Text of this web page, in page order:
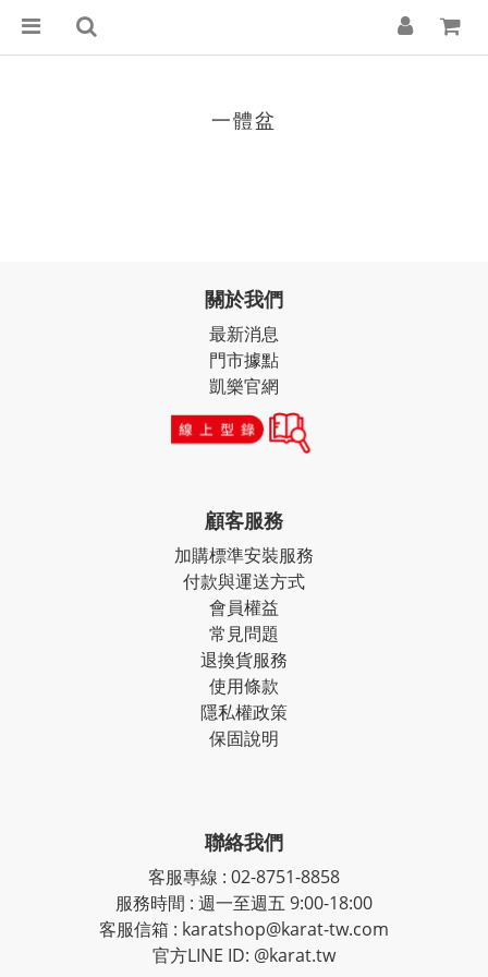
一體盆
關於我們
最新消息
門市據點
凱樂官網
顧客服務
加購標準安裝服務
付款與運送方式
會員權益
常見問題
退換貨服務
使用條款
隱私權政策
保固說明
聯絡我們
客服專線 : 02-8751-8858
服務時間 : 週一至週五 9:00-18:00
客服信箱 : karatshop@karat-tw.com
官方LINE ID: @karat.tw